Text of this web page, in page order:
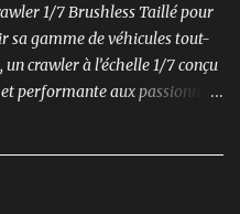
1/7 Brushless Taillé pour
sa gamme de véhicules tout-
crawler à l’échelle 1/7 conçu
performante aux passionnés